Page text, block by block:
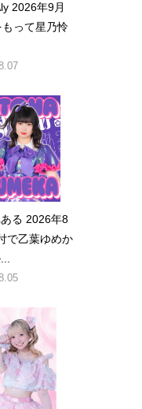
2026年9月
もって星乃怜
る 2026年8
で乙葉ゆめか